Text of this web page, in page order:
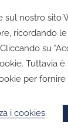
-
Cookie
sul nostro sito
ricordando
su
Tuttavia
per
i cookies